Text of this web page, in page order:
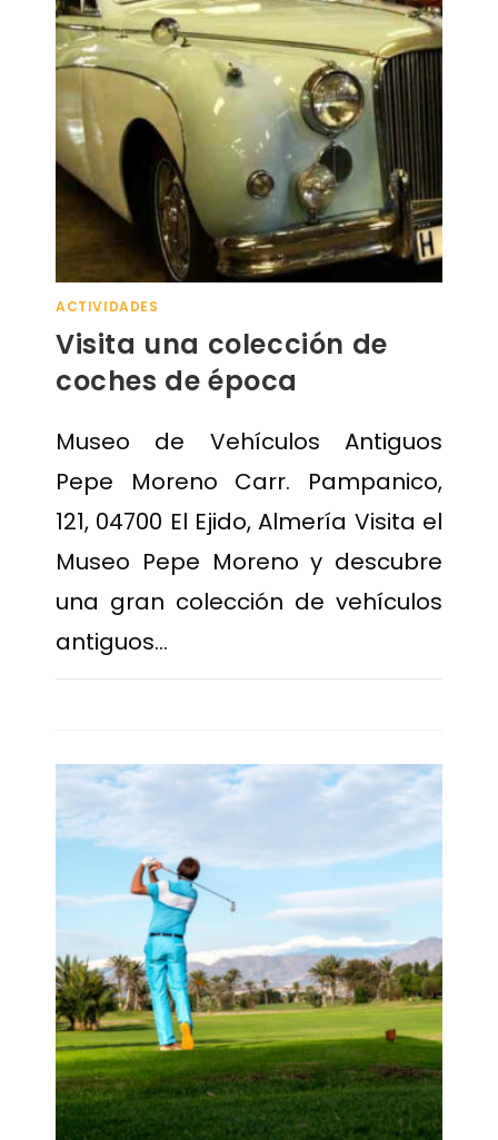
ACTIVIDADES
Visita una colección de
coches de época
Museo de Vehículos Antiguos
Pepe Moreno Carr. Pampanico,
121, 04700 El Ejido, Almería Visita el
Museo Pepe Moreno y descubre
una gran colección de vehículos
antiguos…